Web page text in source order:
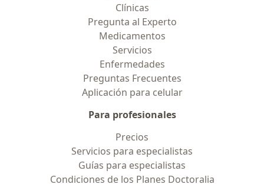
Clínicas
Pregunta al Experto
Medicamentos
Servicios
Enfermedades
Preguntas Frecuentes
Aplicación para celular
Para profesionales
Precios
Servicios para especialistas
Guías para especialistas
Condiciones de los Planes Doctoralia